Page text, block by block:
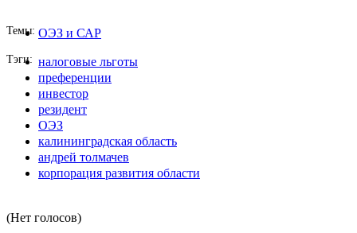
Темы ОЭЗ и САР
Тэги
налоговые льготы
преференции
инвестор
резидент
ОЭЗ
калининградская область
андрей толмачев
корпорация развития области
(Нет голосов)